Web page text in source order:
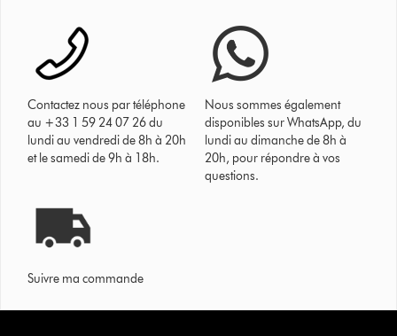
Contactez nous par téléphone
au +33 1 59 24 07 26 du
lundi au vendredi de 8h à 20h
et le samedi de 9h à 18h.
Nous sommes également
disponibles sur WhatsApp, du
lundi au dimanche de 8h à
20h, pour répondre à vos
questions.
Suivre ma commande